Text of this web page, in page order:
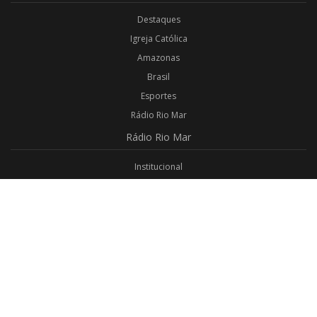
Destaques
Igreja Católica
Amazonas
Brasil
Esportes
Rádio Rio Mar
Rádio Rio Mar
Institucional